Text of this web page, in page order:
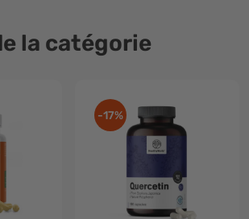
la catégorie
-17%